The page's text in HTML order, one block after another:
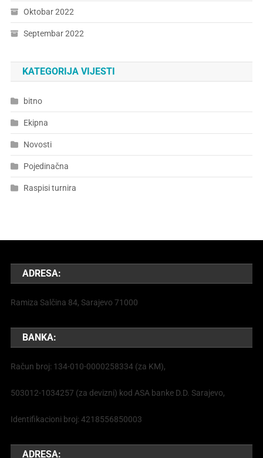
Oktobar 2022
Septembar 2022
KATEGORIJA VIJESTI
bitno
Ekipna
Novosti
Pojedinačna
Raspisi turnira
ADRESA:
Ramiza Salčina 84, Sarajevo 71000
BANKA:
Račun broj: 134-010-0000258334 (za KM),
503012-1034257 (za devizni) kod ASA banke D.D. Sarajevo,
Identifikacioni broj: 4218556850003
ADRESA: